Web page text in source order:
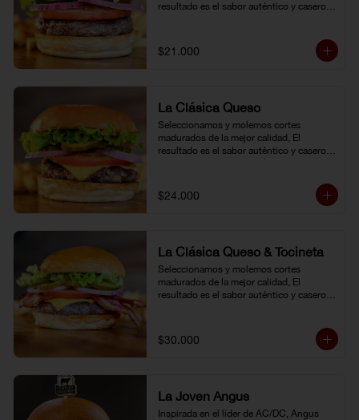
resultado es el sabor auténtico y casero
usted elija. Armela como quiera.
$21.000
La Clásica Queso
Seleccionamos y molemos cortes
madurados de la mejor calidad, El
resultado es el sabor auténtico y casero
usted elija. Armela como quiera.
$24.000
La Clásica Queso & Tocineta
Seleccionamos y molemos cortes
madurados de la mejor calidad, El
resultado es el sabor auténtico y casero
usted elija. Armela como quiera.
$30.000
La Joven Angus
Inspirada en el líder de AC/DC, Angus